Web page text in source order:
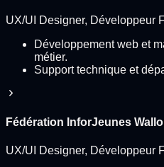
UX/UI Designer, Développeur
Développement web et
métier.
Support technique et
Fédération InforJeunes
UX/UI Designer, Développeur